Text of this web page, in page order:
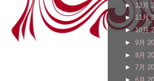
► 12月
►11月
►10月
► 9月
► 8月
► 7月